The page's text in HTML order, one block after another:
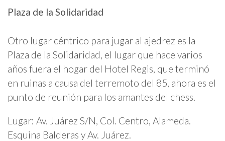
Plaza de la Solidaridad
Otro lugar céntrico para jugar al ajedrez es la
Plaza de la Solidaridad, el lugar que hace varios
años fuera el hogar del Hotel Regis, que terminó
en ruinas a causa del terremoto del 85, ahora es el
punto de reunión para los amantes del chess.
Lugar: Av. Juárez S/N, Col. Centro, Alameda.
Esquina Balderas y Av. Juárez.